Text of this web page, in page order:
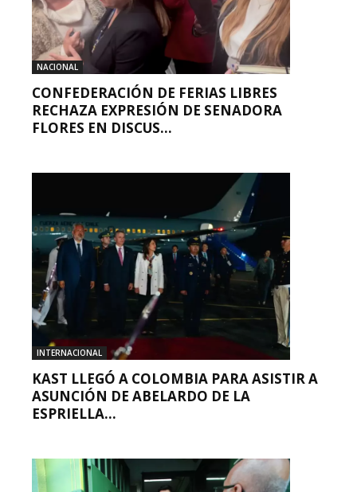
NACIONAL
CONFEDERACIÓN DE FERIAS LIBRES
RECHAZA EXPRESIÓN DE SENADORA
FLORES EN DISCUS...
INTERNACIONAL
KAST LLEGÓ A COLOMBIA PARA ASISTIR A
ASUNCIÓN DE ABELARDO DE LA
ESPRIELLA...